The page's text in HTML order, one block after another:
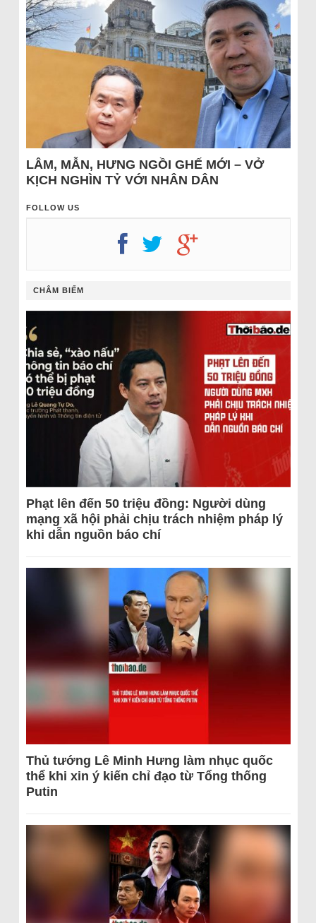
LÂM, MẪN, HƯNG NGỒI GHẾ MỚI – VỞ
KỊCH NGHÌN TỶ VỚI NHÂN DÂN
FOLLOW US
CHÂM BIẾM
Phạt lên đến 50 triệu đồng: Người dùng
mạng xã hội phải chịu trách nhiệm pháp lý
khi dẫn nguồn báo chí
Thủ tướng Lê Minh Hưng làm nhục quốc
thể khi xin ý kiến chỉ đạo từ Tổng thống
Putin